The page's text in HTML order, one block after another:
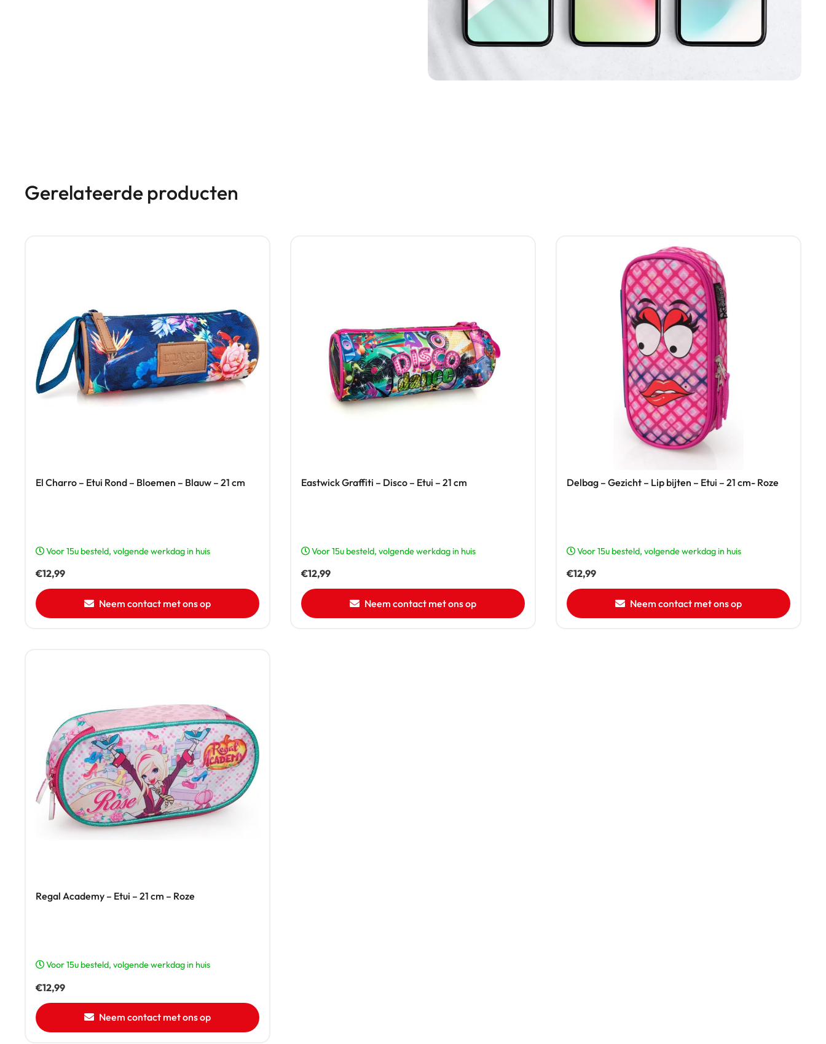
Gerelateerde producten
El Charro – Etui Rond – Bloemen – Blauw – 21 cm
Voor 15u besteld, volgende werkdag in huis
€12,99
Neem contact met ons op
Eastwick Graffiti – Disco – Etui – 21 cm
Voor 15u besteld, volgende werkdag in huis
€12,99
Neem contact met ons op
Delbag – Gezicht – Lip bijten – Etui – 21 cm- Roze
Voor 15u besteld, volgende werkdag in huis
€12,99
Neem contact met ons op
Regal Academy – Etui – 21 cm – Roze
Voor 15u besteld, volgende werkdag in huis
€12,99
Neem contact met ons op